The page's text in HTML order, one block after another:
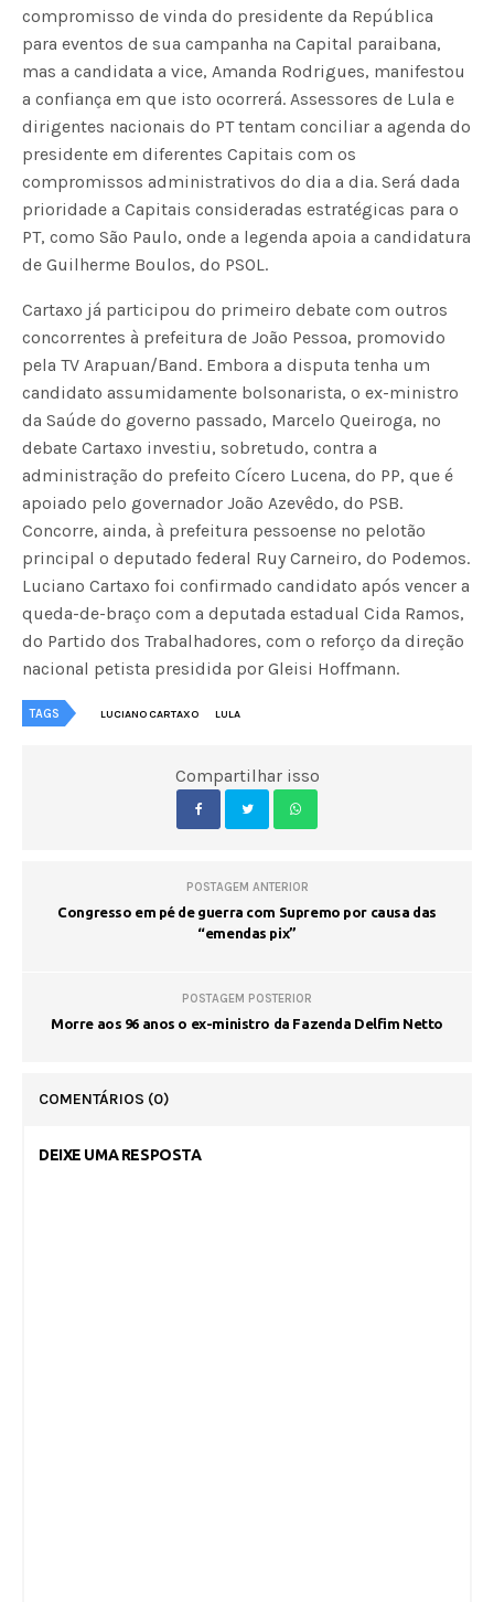
compromisso de vinda do presidente da República
para eventos de sua campanha na Capital paraibana,
mas a candidata a vice, Amanda Rodrigues, manifestou
a confiança em que isto ocorrerá. Assessores de Lula e
dirigentes nacionais do PT tentam conciliar a agenda do
presidente em diferentes Capitais com os
compromissos administrativos do dia a dia. Será dada
prioridade a Capitais consideradas estratégicas para o
PT, como São Paulo, onde a legenda apoia a candidatura
de Guilherme Boulos, do PSOL.
Cartaxo já participou do primeiro debate com outros
concorrentes à prefeitura de João Pessoa, promovido
pela TV Arapuan/Band. Embora a disputa tenha um
candidato assumidamente bolsonarista, o ex-ministro
da Saúde do governo passado, Marcelo Queiroga, no
debate Cartaxo investiu, sobretudo, contra a
administração do prefeito Cícero Lucena, do PP, que é
apoiado pelo governador João Azevêdo, do PSB.
Concorre, ainda, à prefeitura pessoense no pelotão
principal o deputado federal Ruy Carneiro, do Podemos.
Luciano Cartaxo foi confirmado candidato após vencer a
queda-de-braço com a deputada estadual Cida Ramos,
do Partido dos Trabalhadores, com o reforço da direção
nacional petista presidida por Gleisi Hoffmann.
TAGS LUCIANO CARTAXO LULA
Compartilhar isso
POSTAGEM ANTERIOR
Congresso em pé de guerra com Supremo por causa das
“emendas pix”
POSTAGEM POSTERIOR
Morre aos 96 anos o ex-ministro da Fazenda Delfim Netto
COMENTÁRIOS (0)
DEIXE UMA RESPOSTA